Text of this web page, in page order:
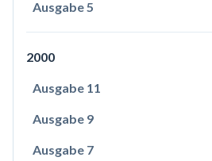
Ausgabe 5
2000
Ausgabe 11
Ausgabe 9
Ausgabe 7